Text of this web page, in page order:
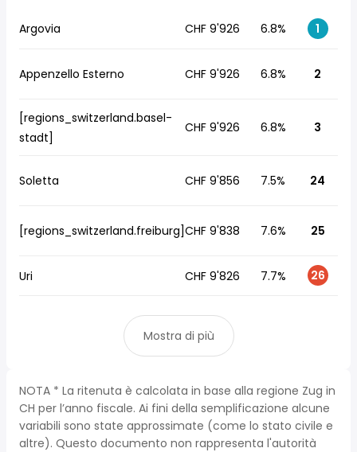
Argovia CHF 9'926 6.8% 1
Appenzello Esterno CHF 9'926 6.8% 2
[regions_switzerland.basel-
stadt]
CHF 9'926 6.8% 3
Soletta CHF 9'856 7.5% 24
[regions_switzerland.freiburg]CHF 9'838 7.6% 25
Uri CHF 9'826 7.7% 26
Mostra di più
NOTA * La ritenuta è calcolata in base alla regione Zug in
CH per l’anno fiscale. Ai fini della semplificazione alcune
variabili sono state approssimate (come lo stato civile e
altre). Questo documento non rappresenta l'autorità